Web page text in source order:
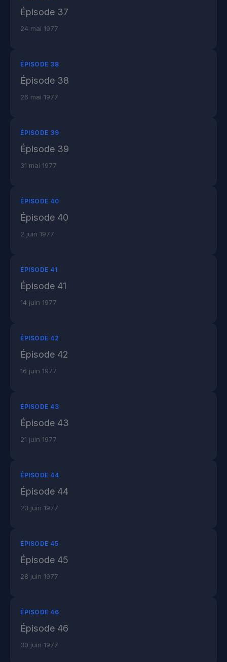
Épisode 37
24 mai 1977
ÉPISODE 38
Épisode 38
26 mai 1977
ÉPISODE 39
Épisode 39
31 mai 1977
ÉPISODE 40
Épisode 40
2 juin 1977
ÉPISODE 41
Épisode 41
14 juin 1977
ÉPISODE 42
Épisode 42
16 juin 1977
ÉPISODE 43
Épisode 43
21 juin 1977
ÉPISODE 44
Épisode 44
23 juin 1977
ÉPISODE 45
Épisode 45
28 juin 1977
ÉPISODE 46
Épisode 46
30 juin 1977